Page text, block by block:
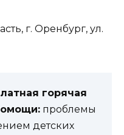
г. Оренбург, ул.
горячая
проблемы
детских